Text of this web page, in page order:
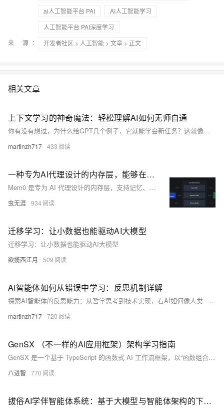
ai人工智能平台 PAI
AI人工智能学习
人工智能平台 PAI深度学习
来 源：
开发者社区 > 人工智能 > 文章 > 正文
相关文章
上下文学习的神奇魔法：轻松理解AI如何无师自通
你有没有想过，为什么给GPT几个例子，它就能学会新任务？这就像魔法一样！本文用轻松幽默的方式解密上下文学习的原理，通过「智能客服训练」场景，带你理解AI如何像人类一样从示例中学习，无需额外训练就能掌握新技能。
martinzh717 433
一种专为AI代理设计的内存层，能够在交互过程中记忆、学习和进化
Mem0 是专为 AI 代理设计的内存层，支持记忆、学习与进化。提供多种记忆类型，可快速集成，适用于开源与托管场景，助力 AI 代理高效交互与成长。
虫无涯 934
迁移学习：让小数据也能驱动AI大模型
迁移学习：让小数据也能驱动AI大模型
欲揽西江月 509
AI智能体如何从错误中学习：反思机制详解
探索AI智能体的反思能力：从哲学思考到技术实现，看AI如何像人类一样从错误中学习和成长。通过轻松有趣的方式，深入了解Reflexion和ReAct等前沿框架，掌握让AI更智能的核心秘密。
martinzh717 720
GenSX （不一样的AI应用框架）架构学习指南
GenSX 是一个基于 TypeScript 的函数式 AI 工作流框架，以“函数组合替代图编排”为核心理念。它通过纯函数组件、自动追踪与断点恢复等特性，让开发者用自然代码构建可追溯、易测试的 LLM 应用。支持多模型集成与插件化扩展，兼具灵活性与工程化优势。
八进智 770
拔俗AI学伴智能体系统：基于大模型与智能体架构的下一代个性化学习引擎